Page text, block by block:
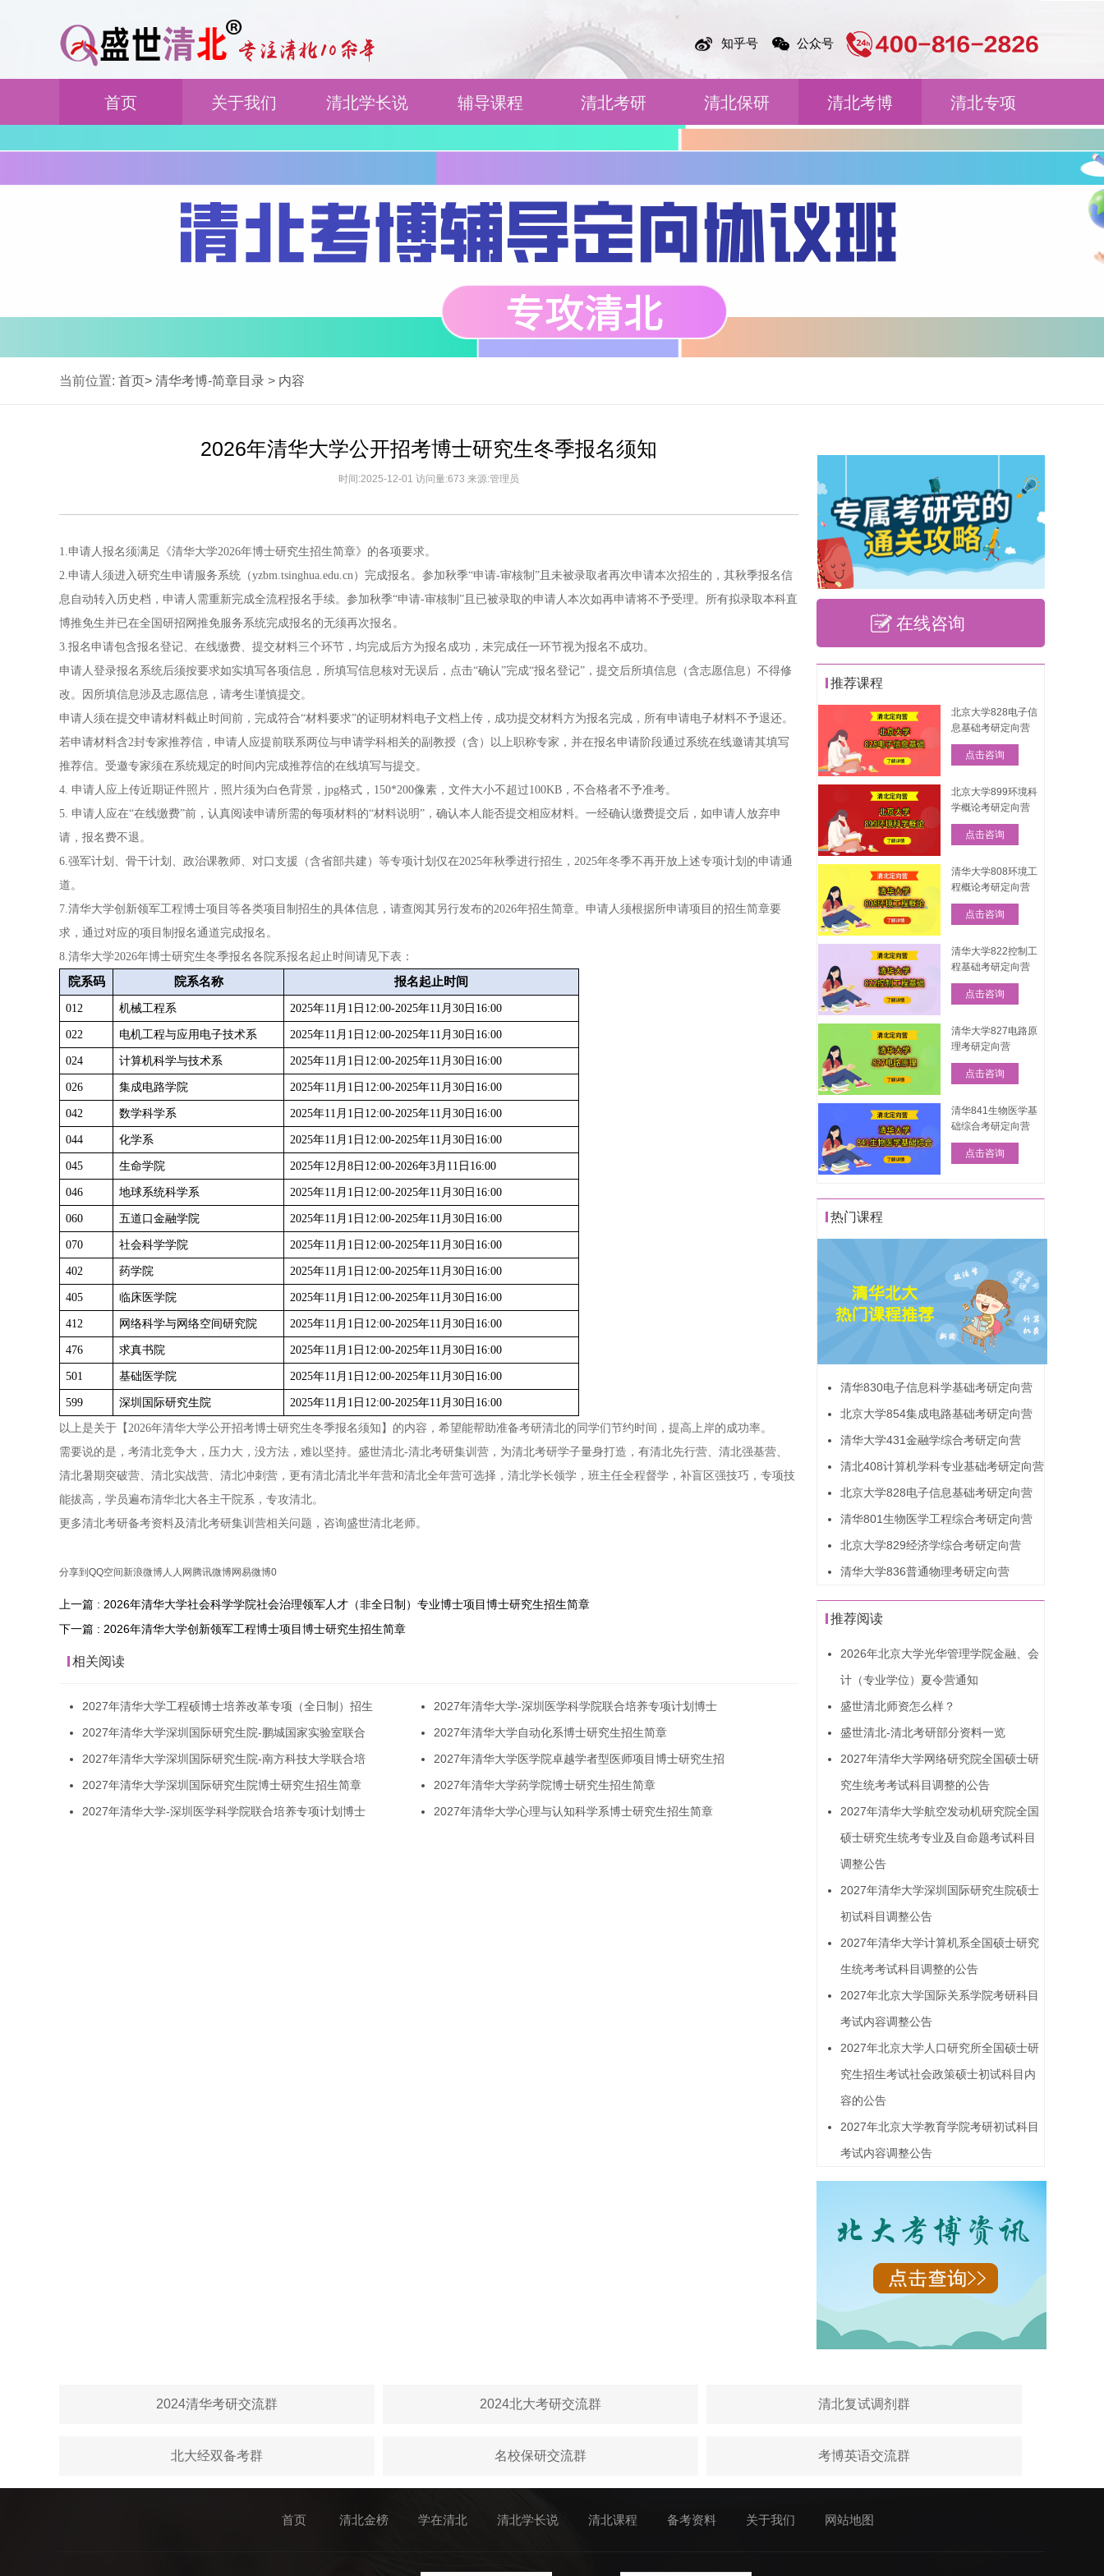
知乎号 公众号
首页 关于我们 清北学长说 辅导课程 清北考研 清北保研 清北考博 清北专项
当前位置: 首页> 清华考博-简章目录 > 内容
2026年清华大学公开招考博士研究生冬季报名须知
时间:2025-12-01 访问量:673 来源:管理员
1.申请人报名须满足《清华大学2026年博士研究生招生简章》的各项要求。
2.申请人须进入研究生申请服务系统（yzbm.tsinghua.edu.cn）完成报名。参加秋季“申请-审核制”且未被录取者再次申请本次招生的，其秋季报名信
息自动转入历史档，申请人需重新完成全流程报名手续。参加秋季“申请-审核制”且已被录取的申请人本次如再申请将不予受理。所有拟录取本科直
博推免生并已在全国研招网推免服务系统完成报名的无须再次报名。
3.报名申请包含报名登记、在线缴费、提交材料三个环节，均完成后方为报名成功，未完成任一环节视为报名不成功。
申请人登录报名系统后须按要求如实填写各项信息，所填写信息核对无误后，点击“确认”完成“报名登记”，提交后所填信息（含志愿信息）不得修
改。因所填信息涉及志愿信息，请考生谨慎提交。
申请人须在提交申请材料截止时间前，完成符合“材料要求”的证明材料电子文档上传，成功提交材料方为报名完成，所有申请电子材料不予退还。
若申请材料含2封专家推荐信，申请人应提前联系两位与申请学科相关的副教授（含）以上职称专家，并在报名申请阶段通过系统在线邀请其填写
推荐信。受邀专家须在系统规定的时间内完成推荐信的在线填写与提交。
4. 申请人应上传近期证件照片，照片须为白色背景，jpg格式，150*200像素，文件大小不超过100KB，不合格者不予准考。
5. 申请人应在“在线缴费”前，认真阅读申请所需的每项材料的“材料说明”，确认本人能否提交相应材料。一经确认缴费提交后，如申请人放弃申
请，报名费不退。
6.强军计划、骨干计划、政治课教师、对口支援（含省部共建）等专项计划仅在2025年秋季进行招生，2025年冬季不再开放上述专项计划的申请通
道。
7.清华大学创新领军工程博士项目等各类项目制招生的具体信息，请查阅其另行发布的2026年招生简章。申请人须根据所申请项目的招生简章要
求，通过对应的项目制报名通道完成报名。
8.清华大学2026年博士研究生冬季报名各院系报名起止时间请见下表：
院系码 院系名称 报名起止时间
012 机械工程系 2025年11月1日12:00-2025年11月30日16:00
022 电机工程与应用电子技术系 2025年11月1日12:00-2025年11月30日16:00
024 计算机科学与技术系 2025年11月1日12:00-2025年11月30日16:00
026 集成电路学院 2025年11月1日12:00-2025年11月30日16:00
042 数学科学系 2025年11月1日12:00-2025年11月30日16:00
044 化学系 2025年11月1日12:00-2025年11月30日16:00
045 生命学院 2025年12月8日12:00-2026年3月11日16:00
046 地球系统科学系 2025年11月1日12:00-2025年11月30日16:00
060 五道口金融学院 2025年11月1日12:00-2025年11月30日16:00
070 社会科学学院 2025年11月1日12:00-2025年11月30日16:00
402 药学院 2025年11月1日12:00-2025年11月30日16:00
405 临床医学院 2025年11月1日12:00-2025年11月30日16:00
412 网络科学与网络空间研究院 2025年11月1日12:00-2025年11月30日16:00
476 求真书院 2025年11月1日12:00-2025年11月30日16:00
501 基础医学院 2025年11月1日12:00-2025年11月30日16:00
599 深圳国际研究生院 2025年11月1日12:00-2025年11月30日16:00
以上是关于【2026年清华大学公开招考博士研究生冬季报名须知】的内容，希望能帮助准备考研清北的同学们节约时间，提高上岸的成功率。
需要说的是，考清北竞争大，压力大，没方法，难以坚持。盛世清北-清北考研集训营，为清北考研学子量身打造，有清北先行营、清北强基营、
清北暑期突破营、清北实战营、清北冲刺营，更有清北清北半年营和清北全年营可选择，清北学长领学，班主任全程督学，补盲区强技巧，专项技
能拔高，学员遍布清华北大各主干院系，专攻清北。
更多清北考研备考资料及清北考研集训营相关问题，咨询盛世清北老师。
分享到 QQ空间 新浪微博人人网 腾讯微博网易微博0
上一篇 : 2026年清华大学社会科学学院社会治理领军人才（非全日制）专业博士项目博士研究生招生简章
下一篇 : 2026年清华大学创新领军工程博士项目博士研究生招生简章
相关阅读
2027年清华大学工程硕博士培养改革专项（全日制）招生
2027年清华大学深圳国际研究生院-鹏城国家实验室联合
2027年清华大学深圳国际研究生院-南方科技大学联合培
2027年清华大学深圳国际研究生院博士研究生招生简章
2027年清华大学-深圳医学科学院联合培养专项计划博士
2027年清华大学-深圳医学科学院联合培养专项计划博士
2027年清华大学自动化系博士研究生招生简章
2027年清华大学医学院卓越学者型医师项目博士研究生招
2027年清华大学药学院博士研究生招生简章
2027年清华大学心理与认知科学系博士研究生招生简章
在线咨询
推荐课程
北京大学828电子信
息基础考研定向营
点击咨询
北京大学899环境科
学概论考研定向营
点击咨询
清华大学808环境工
程概论考研定向营
点击咨询
清华大学822控制工
程基础考研定向营
点击咨询
清华大学827电路原
理考研定向营
点击咨询
清华841生物医学基
础综合考研定向营
点击咨询
热门课程
清华830电子信息科学基础考研定向营
北京大学854集成电路基础考研定向营
清华大学431金融学综合考研定向营
清北408计算机学科专业基础考研定向营
北京大学828电子信息基础考研定向营
清华801生物医学工程综合考研定向营
北京大学829经济学综合考研定向营
清华大学836普通物理考研定向营
推荐阅读
2026年北京大学光华管理学院金融、会
计（专业学位）夏令营通知
盛世清北师资怎么样？
盛世清北-清北考研部分资料一览
2027年清华大学网络研究院全国硕士研
究生统考考试科目调整的公告
2027年清华大学航空发动机研究院全国
硕士研究生统考专业及自命题考试科目
调整公告
2027年清华大学深圳国际研究生院硕士
初试科目调整公告
2027年清华大学计算机系全国硕士研究
生统考考试科目调整的公告
2027年北京大学国际关系学院考研科目
考试内容调整公告
2027年北京大学人口研究所全国硕士研
究生招生考试社会政策硕士初试科目内
容的公告
2027年北京大学教育学院考研初试科目
考试内容调整公告
2024清华考研交流群 2024北大考研交流群 清北复试调剂群
北大经双备考群 名校保研交流群 考博英语交流群
首页 清北金榜 学在清北 清北学长说 清北课程 备考资料 关于我们 网站地图